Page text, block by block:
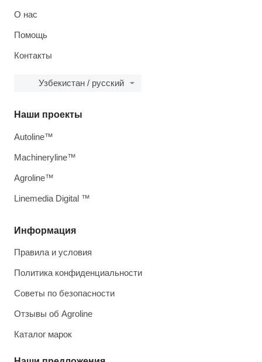
О нас
Помощь
Контакты
Узбекистан / русский
Информация
Правила и условия
Политика конфиденциальности
Советы по безопасности
Отзывы об Agroline
Каталог марок
Наши проекты
Autoline™
Machineryline™
Agroline™
Linemedia Digital ™